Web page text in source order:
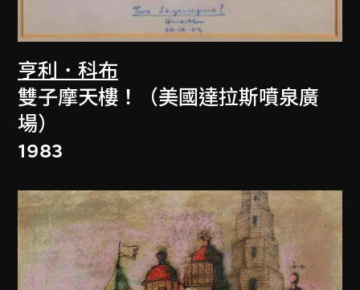
亨利．科布
雙子摩天樓！（美國達拉斯噴泉廣
場）
1983